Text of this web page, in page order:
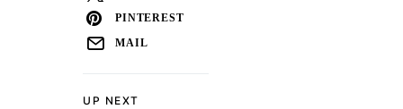
UP NEXT
PINTEREST
MAIL